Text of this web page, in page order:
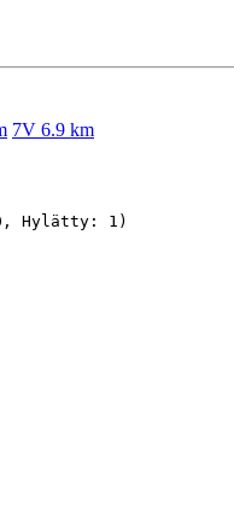
7V 6.9 km
Hylätty: 1)